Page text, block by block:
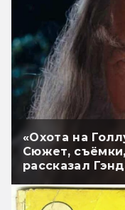
«Охота на
Сюжет,
рассказал